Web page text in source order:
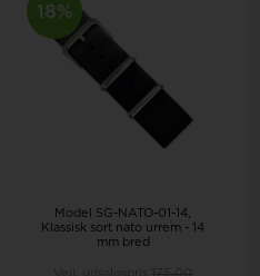
18%
Model SG-NATO-01-14
Klassisk sort nato urrem - 14
mm bred